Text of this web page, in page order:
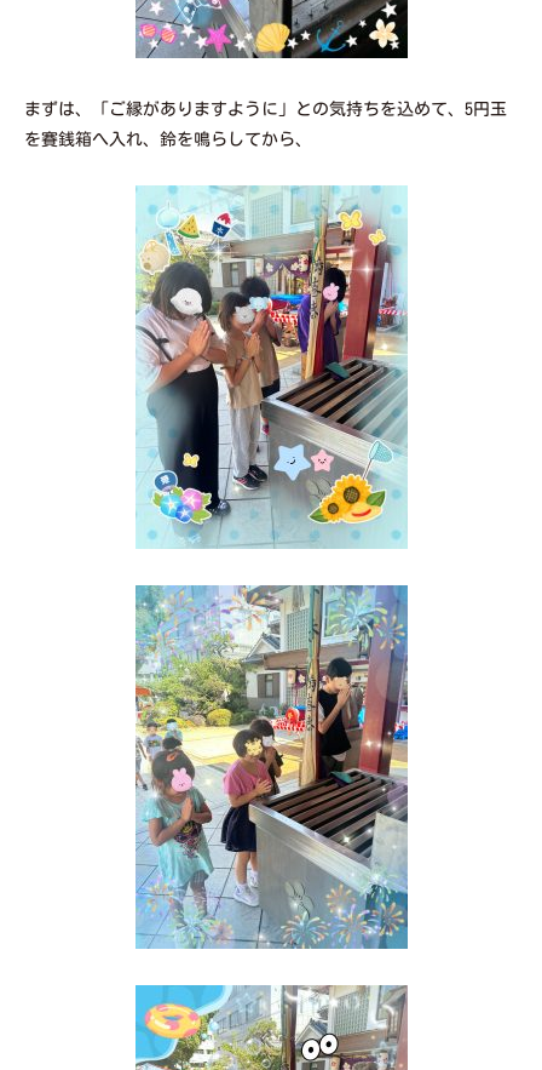
まずは、「ご縁がありますように」との気持ちを込めて、5円玉
を賽銭箱へ入れ、鈴を鳴らしてから、